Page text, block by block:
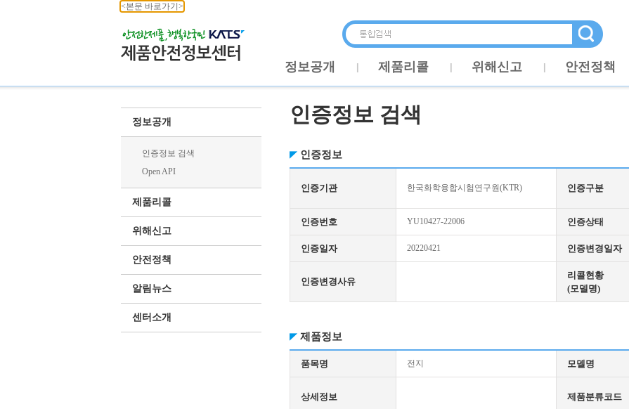
<본문 바로가기>
정보공개 제품리콜 위해신고 안전정책
정보공개
인증정보 검색
Open API
제품리콜
위해신고
안전정책
알림뉴스
센터소개
인증정보 검색
인증정보
인증기관 한국화학융합시험연구원(KTR) 인증구분
인증번호 YU10427-22006 인증상태
인증일자 20220421 인증변경일자
인증변경사유
리콜현황
(모델명)
제품정보
품목명 전지 모델명
상세정보 제품분류코드